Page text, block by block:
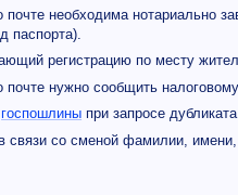
почте необходима нотариально
паспорта).
регистрацию по месту
почте нужно сообщить
госпошлины при запросе
связи со сменой фамилии,